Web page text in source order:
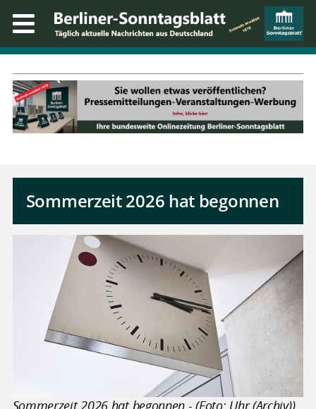
Sommerzeit 2026 hat begonnen
Sommerzeit 2026 hat begonnen - (Foto: Uhr (Archiv))